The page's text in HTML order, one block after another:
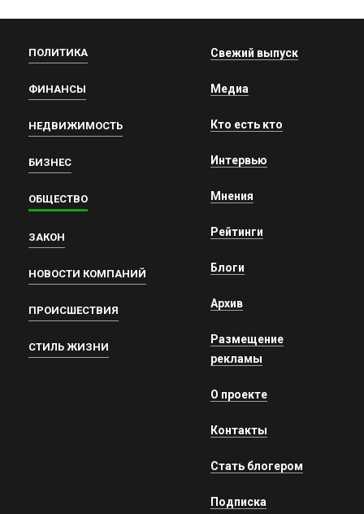
ПОЛИТИКА
ФИНАНСЫ
НЕДВИЖИМОСТЬ
БИЗНЕС
ОБЩЕСТВО
ЗАКОН
НОВОСТИ КОМПАНИЙ
ПРОИСШЕСТВИЯ
СТИЛЬ ЖИЗНИ
Свежий выпуск
Медиа
Кто есть кто
Интервью
Мнения
Рейтинги
Блоги
Архив
Размещение
рекламы
О проекте
Контакты
Стать блогером
Подписка